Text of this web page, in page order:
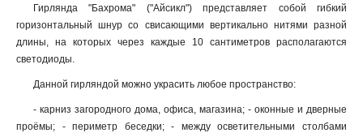
Гирлянда "Бахрома" ("Айсикл") представляет собой гибкий
горизонтальный шнур со свисающими вертикально нитями разной
длины, на которых через каждые 10 сантиметров располагаются
светодиоды.
Данной гирляндой можно украсить любое пространство:
- карниз загородного дома, офиса, магазина; - оконные и дверные
проёмы; - периметр беседки; - между осветительными столбами